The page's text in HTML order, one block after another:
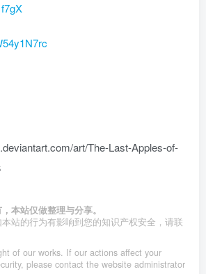
art/The-Last-Apples-of-
本站仅做整理与分享。
站的行为有影响到您的知识产权安全，请联
of our works. If our actions affect your
please contact the website administrator